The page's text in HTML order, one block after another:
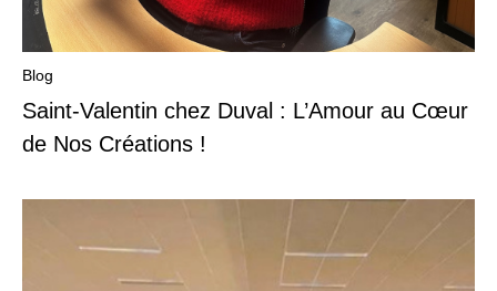
Blog
Saint-Valentin chez Duval : L’Amour au Cœur
de Nos Créations !